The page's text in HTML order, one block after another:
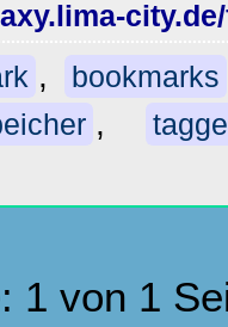
,
bookmarks
,
tagge
1 von 1